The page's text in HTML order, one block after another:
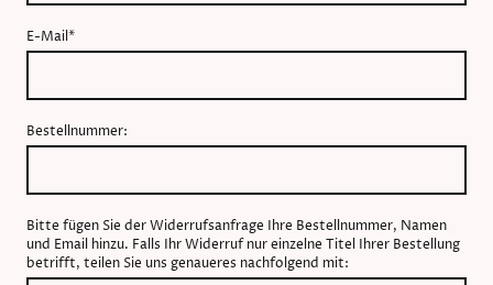
E-Mail*
Bestellnummer:
Bitte fügen Sie der Widerrufsanfrage Ihre Bestellnummer, Namen
und Email hinzu. Falls Ihr Widerruf nur einzelne Titel Ihrer Bestellung
betrifft, teilen Sie uns genaueres nachfolgend mit: